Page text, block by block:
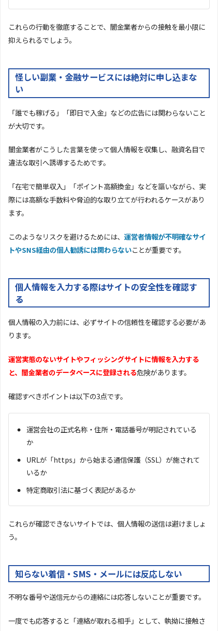
これらの行動を徹底することで、闇金業者からの接触を最小限に
抑えられるでしょう。
怪しい副業・金融サービスには絶対に申し込まな
い
「誰でも稼げる」「即日で入金」などの広告には関わらないこと
が大切です。
闇金業者がこうした言葉を使って個人情報を収集し、融資名目で
違法な取引へ誘導するためです。
「在宅で簡単収入」「ポイント高額換金」などを謳いながら、実
際には高額な手数料や脅迫的な取り立てが行われるケースがあり
ます。
このようなリスクを避けるためには、 運営者情報が不明確なサイ
トやSNS経由の個人勧誘には関わらないことが重要です。
個人情報を入力する際はサイトの安全性を確認す
る
個人情報の入力前には、必ずサイトの信頼性を確認する必要があ
ります。
運営実態のないサイトやフィッシングサイトに情報を入力する
と、闇金業者のデータベースに登録される危険があります。
確認すべきポイントは以下の3点です。
運営会社の正式名称・住所・電話番号が明記されている
か
URLが「https」から始まる通信保護（SSL）が施されて
いるか
特定商取引法に基づく表記があるか
これらが確認できないサイトでは、個人情報の送信は避けましょ
う。
知らない着信・SMS・メールには反応しない
不明な番号や送信元からの連絡には応答しないことが重要です。
一度でも応答すると「連絡が取れる相手」として、執拗に接触さ